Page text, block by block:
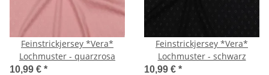
Feinstrickjersey *Vera*
Lochmuster - quarzrosa
10,99 € *
Feinstrickjersey *Vera*
Lochmuster - schwarz
10,99 € *